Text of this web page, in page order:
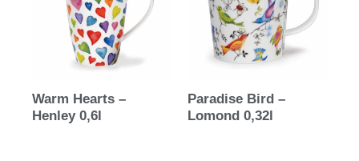
Warm Hearts –
Henley 0,6l
Paradise Bird –
Lomond 0,32l